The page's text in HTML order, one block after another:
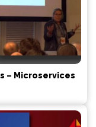
– Microservices